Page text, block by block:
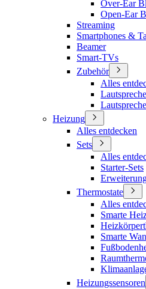
Over-Ear
Open-Ear
Streaming
Smartphones &
Beamer
Smart-TVs
Zubehör
Alles
Heizung
Alles entdecken
Sets
Alles
Starter-Sets
Thermostate
Alles
Smarte
Smarte
Heizungssensoren